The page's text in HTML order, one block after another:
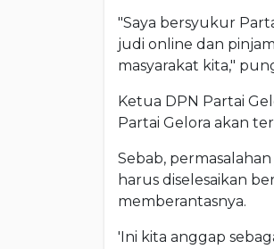
"Saya bersyukur
judi online dan
masyarakat kita,"
Ketua DPN Partai
Partai Gelora akan
Sebab,
harus diselesaikan
memberantasnya.
'Ini kita anggap